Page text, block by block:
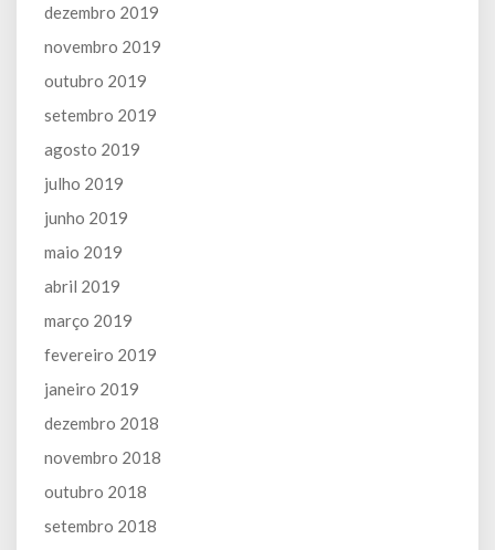
dezembro 2019
novembro 2019
outubro 2019
setembro 2019
agosto 2019
julho 2019
junho 2019
maio 2019
abril 2019
março 2019
fevereiro 2019
janeiro 2019
dezembro 2018
novembro 2018
outubro 2018
setembro 2018